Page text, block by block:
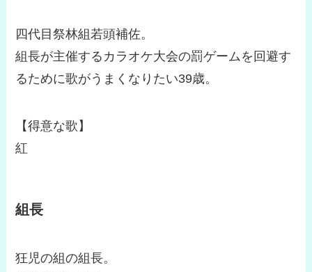
四代目祭林組若頭補佐。
組長が主催するカラオケ大会の罰ゲームを回避す
るために歌がうまくなりたい39歳。
【得意な歌】
紅
組長
狂児の組の組長。